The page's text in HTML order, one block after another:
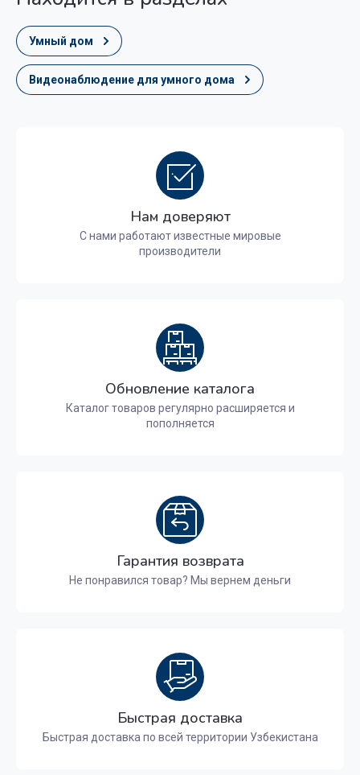
Умный дом
Видеонаблюдение для умного дома
Нам доверяют
С нами работают известные мировые
производители
Обновление каталога
Каталог товаров регулярно расширяется и
пополняется
Гарантия возврата
Не понравился товар? Мы вернем деньги
Быстрая доставка
Быстрая доставка по всей территории Узбекистана